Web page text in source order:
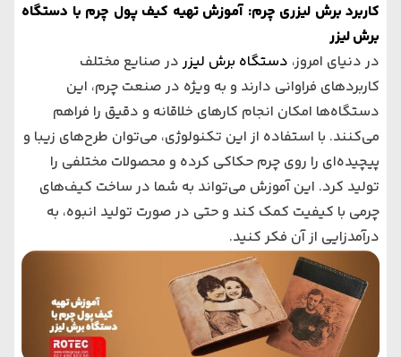
کاربرد برش لیزری چرم: آموزش تهیه کیف پول چرم با دستگاه
برش لیزر
در دنیای امروز، دستگاه برش لیزردر صنایع مختلف
کاربردهای فراوانی دارند و به ویژه در صنعت چرم، این
دستگاه‌ها امکان انجام کارهای خلاقانه و دقیق را فراهم
می‌کنند. با استفاده از این تکنولوژی، می‌توان طرح‌های زیبا و
پیچیده‌ای را روی چرم حکاکی کرده و محصولات مختلفی را
تولید کرد. این آموزش می‌تواند به شما در ساخت کیف‌های
چرمی با کیفیت کمک کند و حتی در صورت تولید انبوه، به
درآمدزایی از آن فکر کنید.